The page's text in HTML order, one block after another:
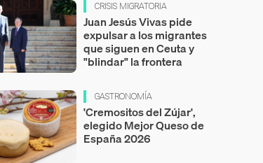
CRISIS MIGRATORIA
Juan Jesús Vivas pide
expulsar a los migrantes
que siguen en Ceuta y
"blindar" la frontera
GASTRONOMÍA
'Cremositos del Zújar',
elegido Mejor Queso de
España 2026